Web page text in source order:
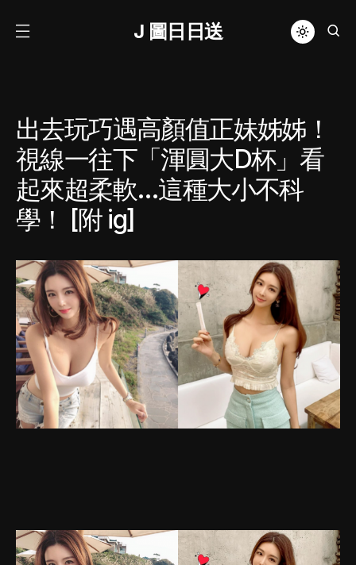
J 圖日日送
出去玩巧遇高顏值正妹姊姊！
視線一往下「渾圓大D杯」看
起來超柔軟…這種大小不科
學！ [附 ig]